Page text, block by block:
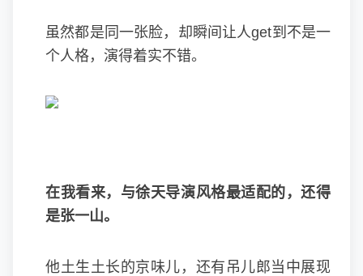
虽然都是同一张脸，却瞬间让人get到不是一
个人格，演得着实不错。
在我看来，与徐天导演风格最适配的，还得
是张一山。
他土生土长的京味儿，还有吊儿郎当中展现